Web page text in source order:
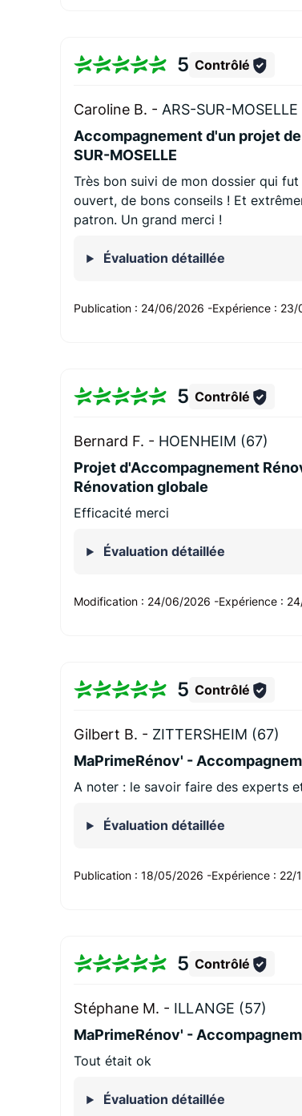
5 Contrôlé
Caroline B. -ARS-SUR-
Accompagnement d'un projet
SUR-MOSELLE
Très bon suivi de mon dossier qui
ouvert, de bons conseils ! Et
patron. Un grand merci !
Évaluation détaillée
Publication : 24/06/2026 -Expérience : 23/
5 Contrôlé
Bernard F. - HOENHEIM (67)
Projet d'Accompagnement
Rénovation globale
Efficacité merci
Évaluation détaillée
Modification : 24/06/2026 -Expérience :
5 Contrôlé
Gilbert B. - ZITTERSHEIM (67)
MaPrimeRénov' -
A noter : le savoir faire des experts
Évaluation détaillée
Publication :18/05/2026 -Expérience : 22/
5 Contrôlé
Stéphane M. - ILLANGE (57)
MaPrimeRénov' -
Tout était ok
Évaluation détaillée